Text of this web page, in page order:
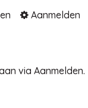
Aanmelden
via Aanmelden.